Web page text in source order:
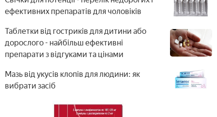
ефективних препаратів для чоловіків
Таблетки від гостриків для дитини або
дорослого - найбільш ефективні
препарати з відгуками та цінами
Мазь від укусів клопів для людини: як
вибрати засіб